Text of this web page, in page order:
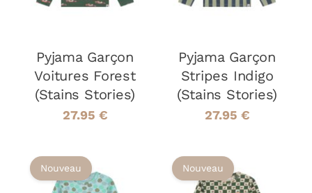
PLUSIEURS
OPTIONS
PEUVENT
ÊTRE
CHOISIES
SUR
PRODUIT
Pyjama Garçon
Voitures Forest
(Stains Stories)
27.95 €
PLUSIEURS
OPTIONS
PEUVENT
ÊTRE
CHOISIES
SUR
PRODUIT
Pyjama Garçon
Stripes Indigo
(Stains Stories)
27.95 €
Nouveau Nouveau